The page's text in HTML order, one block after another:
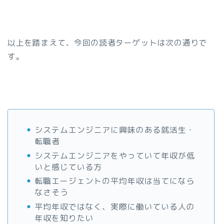
以上を踏まえて、今回の読者ターゲットは次の通りで
す。
システムエンジニアに興味のある就活生・
転職者
システムエンジニアをやっていて年収が低
いと感じている方
転職エージェントの平均年収は当てになら
なさそう
平均年収ではなく、実際に働いている人の
年収を知りたい